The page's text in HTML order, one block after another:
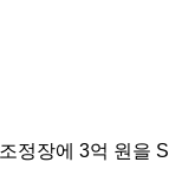
조정장에 3억 원을 S